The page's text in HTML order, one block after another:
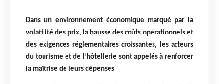
Dans un environnement économique marqué par la
volatilité des prix, la hausse des coûts opérationnels et
des exigences réglementaires croissantes, les acteurs
du tourisme et de l’hôtellerie sont appelés à renforcer
la maîtrise de leurs dépenses